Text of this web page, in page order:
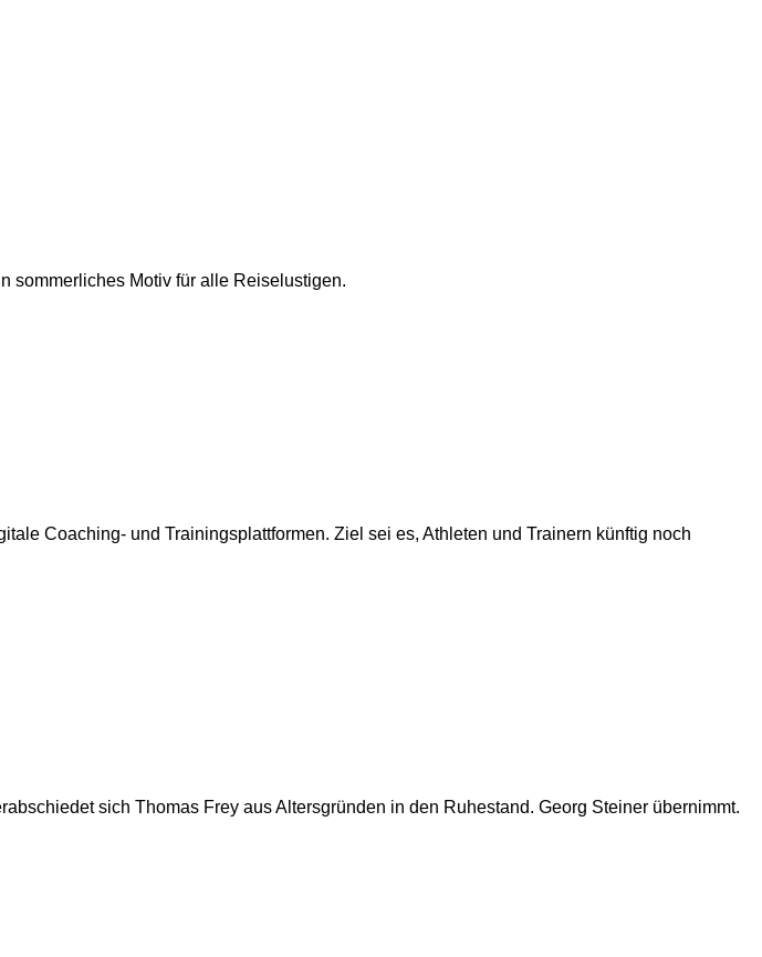
sommerliches Motiv für alle Reiselustigen.
Coaching- und Trainingsplattformen. Ziel sei es, Athleten und Trainern künftig noch
sich Thomas Frey aus Altersgründen in den Ruhestand. Georg Steiner übernimmt.